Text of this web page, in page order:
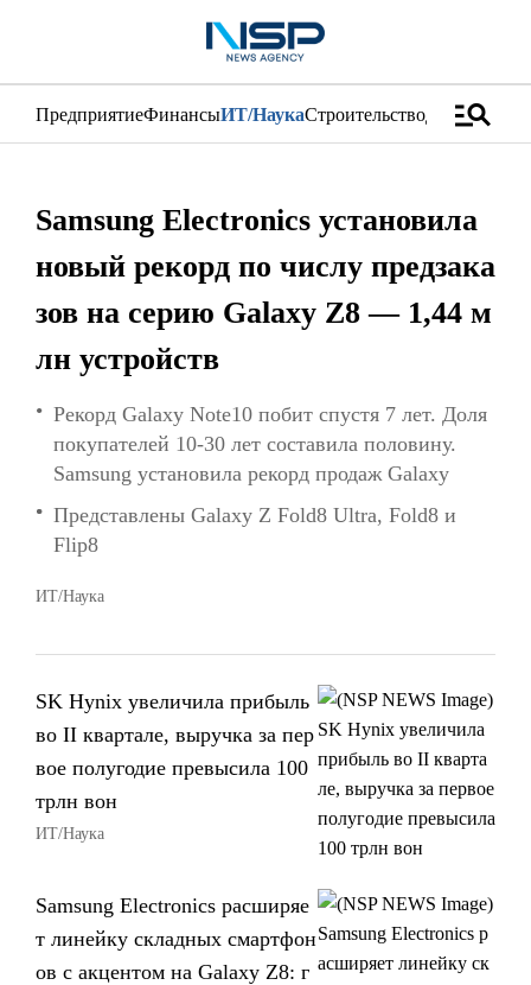
ПредприятиеФинансыИТ/НаукаСтроительство manage_search
Samsung Electronics установила
новый рекорд по числу предзака
зов на серию Galaxy Z8 — 1,44 м
лн устройств
Рекорд Galaxy Note10 побит спустя 7 лет. Доля
покупателей 10-30 лет составила половину.
Samsung установила рекорд продаж Galaxy
Представлены Galaxy Z Fold8 Ultra, Fold8 и
Flip8
ИТ/Наука
SK Hynix увеличила прибыль
во II квартале, выручка за пер
вое полугодие превысила 100
трлн вон
ИТ/Наука
Samsung Electronics расширяе
т линейку складных смартфон
ов с акцентом на Galaxy Z8: г